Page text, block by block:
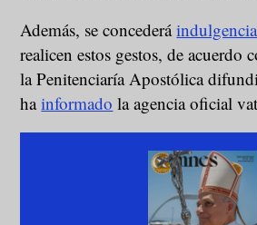
Además, se concederá
realicen estos gestos, de acuerdo
la Penitenciaría Apostólica
hainformado la agencia oficial